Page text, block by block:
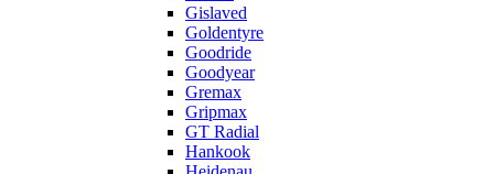
Gislaved
Goldentyre
Goodride
Goodyear
Gremax
Gripmax
GT Radial
Hankook